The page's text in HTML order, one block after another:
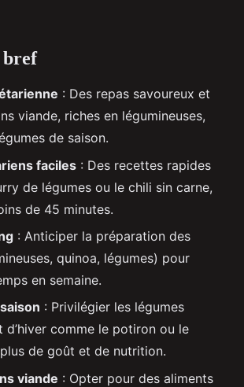
bref
: Des repas savoureux et
viande, riches en légumineuses,
de saison.
faciles : Des recettes rapides
de légumes ou le chili sin carne,
de 45 minutes.
: Anticiper la préparation des
quinoa, légumes) pour
en semaine.
: Privilégier les légumes
d’hiver comme le potiron ou le
de goût et de nutrition.
viande : Opter pour des aliments